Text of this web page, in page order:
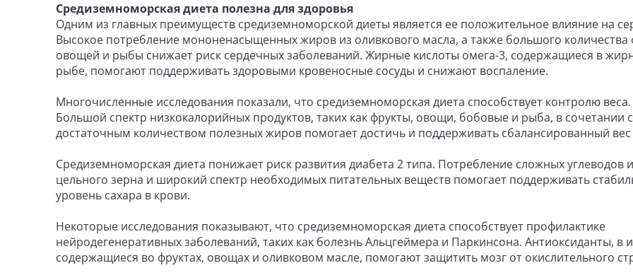
Средиземноморская диета полезна для здоровья
Одним из главных преимуществ средиземноморской диеты является ее положительное влияние на
Высокое потребление мононенасыщенных жиров из оливкового масла, а также большого количества
овощей и рыбы снижает риск сердечных заболеваний. Жирные кислоты омега-3, содержащиеся в
рыбе, помогают поддерживать здоровыми кровеносные сосуды и снижают воспаление.
Многочисленные исследования показали, что средиземноморская диета способствует контролю веса.
Большой спектр низкокалорийных продуктов, таких как фрукты, овощи, бобовые и рыба, в сочетании с
достаточным количеством полезных жиров помогает достичь и поддерживать сбалансированный вес
Средиземноморская диета понижает риск развития диабета 2 типа. Потребление сложных углеводов
цельного зерна и широкий спектр необходимых питательных веществ помогает поддерживать
уровень сахара в крови.
Некоторые исследования показывают, что средиземноморская диета способствует профилактике
нейродегенеративных заболеваний, таких как болезнь Альцгеймера и Паркинсона. Антиоксиданты, в
содержащиеся во фруктах, овощах и оливковом масле, помогают защитить мозг от окислительного